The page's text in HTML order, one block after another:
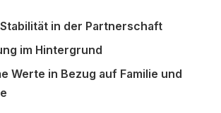
in der Partnerschaft
im Hintergrund
Werte in Bezug auf Familie und